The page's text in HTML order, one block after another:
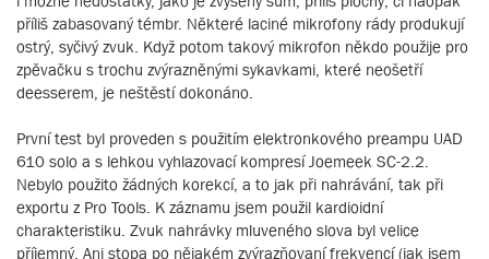
příliš zabasovaný témbr. Některé laciné mikrofony rády produkují
ostrý, syčivý zvuk. Když potom takový mikrofon někdo použije pro
zpěvačku s trochu zvýrazněnými sykavkami, které neošetří
deesserem, je neštěstí dokonáno.
První test byl proveden s použitím elektronkového preampu UAD
610 solo a s lehkou vyhlazovací kompresí Joemeek SC-2.2.
Nebylo použito žádných korekcí, a to jak při nahrávání, tak při
exportu z Pro Tools. K záznamu jsem použil kardioidní
charakteristiku. Zvuk nahrávky mluveného slova byl velice
příjemný. Ani stopa po nějakém zvýrazňovaní frekvencí (jak jsem